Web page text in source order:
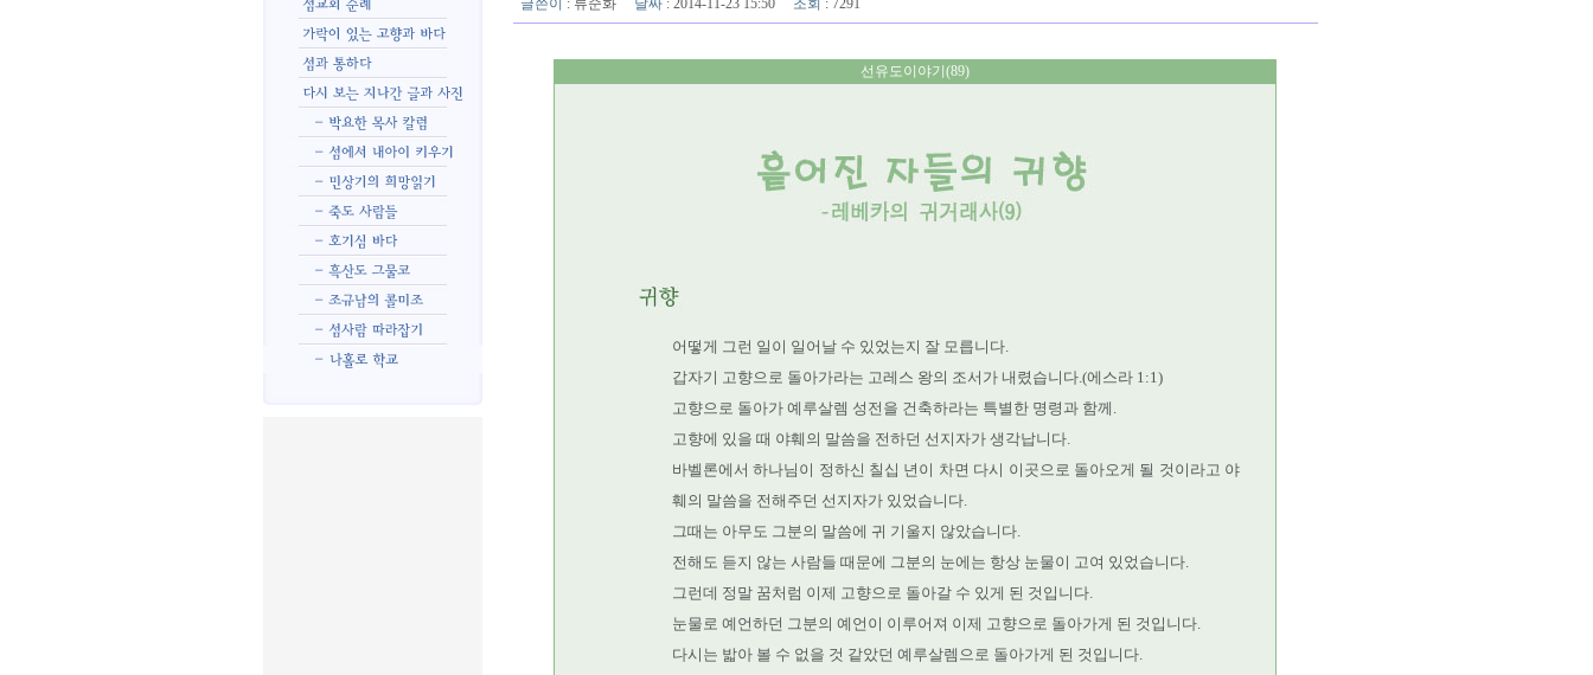
글쓴이 : 류순화 날짜: 2014-11-23 15:50 조회 : 7291
선유도이야기(89)
어떻게 그런 일이 일어날 수 있었는지 잘 모릅니다.
갑자기 고향으로 돌아가라는 고레스 왕의 조서가 내렸습니다.(에스라 1:1)
고향으로 돌아가 예루살렘 성전을 건축하라는 특별한 명령과 함께.
고향에 있을 때 야훼의 말씀을 전하던 선지자가 생각납니다.
바벨론에서 하나님이 정하신 칠십 년이 차면 다시 이곳으로 돌아오게 될 것이라고 야
훼의 말씀을 전해주던 선지자가 있었습니다.
그때는 아무도 그분의 말씀에 귀 기울지 않았습니다.
전해도 듣지 않는 사람들 때문에 그분의 눈에는 항상 눈물이 고여 있었습니다.
그런데 정말 꿈처럼 이제 고향으로 돌아갈 수 있게 된 것입니다.
눈물로 예언하던 그분의 예언이 이루어져 이제 고향으로 돌아가게 된 것입니다.
다시는 밟아 볼 수 없을 것 같았던 예루살렘으로 돌아가게 된 것입니다.